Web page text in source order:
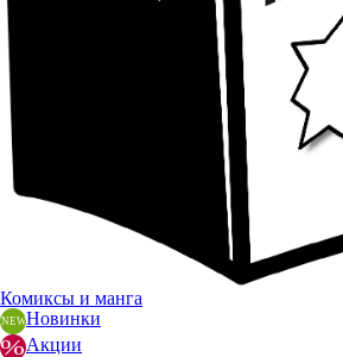
Комиксы и манга
Новинки
Акции